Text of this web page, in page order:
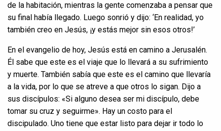
de la habitación, mientras la gente comenzaba a pensar que
su final había llegado. Luego sonrió y dijo: ‘En realidad, yo
también creo en Jesús, ¡y estás mejor sin esos otros!’
En el evangelio de hoy, Jesús está en camino a Jerusalén.
Él sabe que este es el viaje que lo llevará a su sufrimiento
y muerte. También sabía que este es el camino que llevaría
a la vida, por lo que se atreve a que otros lo sigan. Dijo a
sus discípulos: «Si alguno desea ser mi discípulo, debe
tomar su cruz y seguirme». Hay un costo para el
discipulado. Uno tiene que estar listo para dejar ir todo lo